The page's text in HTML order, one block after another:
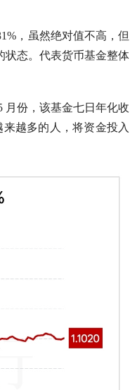
，虽然绝对值不高，但
状态。代表货币基金整体
份，该基金七日 年化收
越多的人，将资金投入